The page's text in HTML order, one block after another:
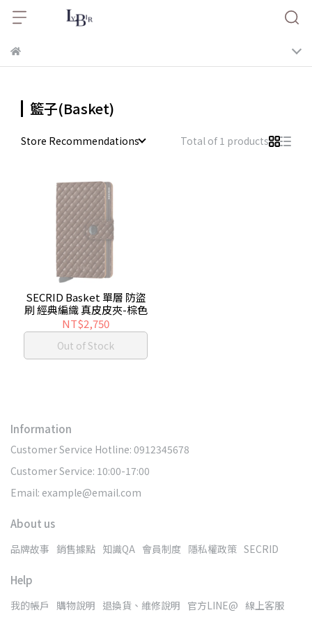
籃子(Basket)
Store Recommendations Total of 1 products
SECRID Basket 單層 防盜
刷 經典編織 真皮皮夾-棕色
NT$2,750
Out of Stock
Information
Customer Service Hotline: 0912345678
Customer Service: 10:00-17:00
Email: example@email.com
About us
品牌故事 銷售據點 知識QA 會員制度 隱私權政策 SECRID
Help
我的帳戶 購物說明 退換貨、維修說明 官方LINE@ 線上客服